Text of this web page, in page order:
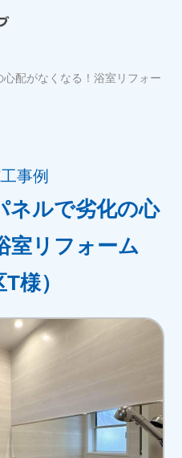
配がなくなる！浴室リフォー
事例
ネルで劣化の心
室リフォーム
様）